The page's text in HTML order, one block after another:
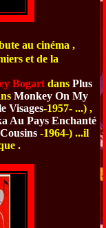
au cinéma ,
et de la
Bogart dans Plus
Monkey On My
Visages-1957- ...) ,
Au Pays Enchanté
-1964-) ...il
.